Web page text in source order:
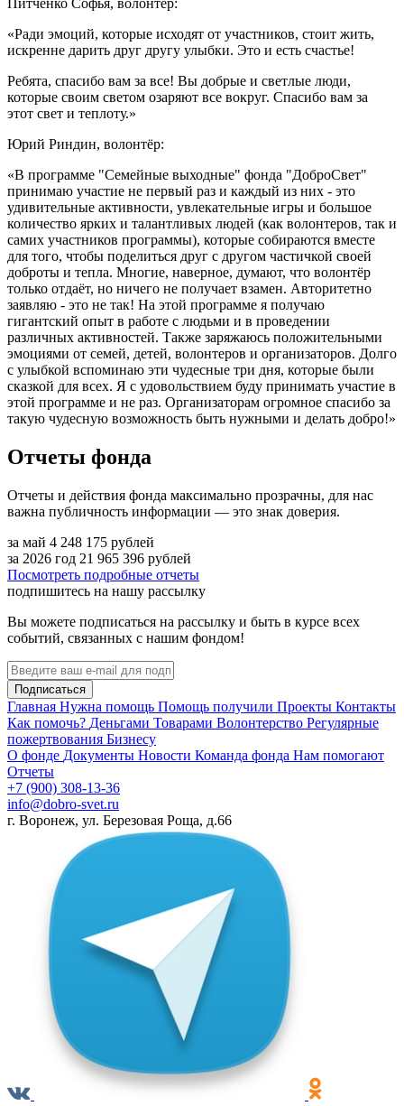
«Ради эмоций, которые исходят от участников, стоит жить,
искренне дарить друг другу улыбки. Это и есть счастье!
Ребята, спасибо вам за все! Вы добрые и светлые люди,
которые своим светом озаряют все вокруг. Спасибо вам за
этот свет и теплоту.»
Юрий Риндин, волонтёр:
«В программе "Семейные выходные" фонда "ДоброСвет"
принимаю участие не первый раз и каждый из них - это
удивительные активности, увлекательные игры и большое
количество ярких и талантливых людей (как волонтеров, так и
самих участников программы), которые собираются вместе
для того, чтобы поделиться друг с другом частичкой своей
доброты и тепла. Многие, наверное, думают, что волонтёр
только отдаёт, но ничего не получает взамен. Авторитетно
заявляю - это не так! На этой программе я получаю
гигантский опыт в работе с людьми и в проведении
различных активностей. Также заряжаюсь положительными
эмоциями от семей, детей, волонтеров и организаторов. Долго
с улыбкой вспоминаю эти чудесные три дня, которые были
сказкой для всех. Я с удовольствием буду принимать участие в
этой программе и не раз. Организаторам огромное спасибо за
такую чудесную возможность быть нужными и делать добро!»
Отчеты фонда
Отчеты и действия фонда максимально прозрачны, для нас
важна публичность информации — это знак доверия.
за май 4 248 175 рублей
за 2026 год 21 965 396 рублей
Посмотреть подробные отчеты
подпишитесь на нашу рассылку
Вы можете подписаться на рассылку и быть в курсе всех
событий, связанных с нашим фондом!
Подписаться
Главная Нужна помощь Помощь получили Проекты Контакты
Как помочь? Деньгами Товарами Волонтерство Регулярные
пожертвования Бизнесу
О фонде Документы Новости Команда фонда Нам помогают
Отчеты
+7 (900) 308-13-36
info@dobro-svet.ru
г. Воронеж, ул. Березовая Роща, д.66